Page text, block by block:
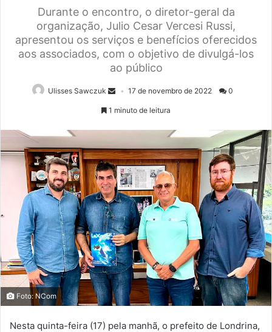
Durante o encontro, o diretor-geral da
organização, Julio Cesar Vercesi Russi,
apresentou os serviços e benefícios oferecidos
aos associados, com o objetivo de divulgá-los
ao público
Ulisses Sawczuk 17 de novembro de 2022 0
1 minuto de leitura
Foto: NCom
Nesta quinta-feira (17) pela manhã, o prefeito de Londrina,